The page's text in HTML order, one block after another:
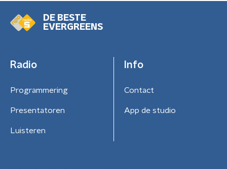
DE BESTE
EVERGREENS
Radio
Programmering
Presentatoren
Luisteren
Info
Contact
App de studio